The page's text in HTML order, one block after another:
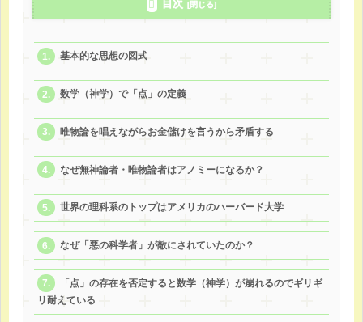
目次
基本的な思想の図式
数学（神学）で「点」の定義
唯物論を唱えながらお金儲けを言うから矛盾する
なぜ無神論者・唯物論者はアノミーになるか？
世界の理科系のトップはアメリカのハーバード大学
なぜ「悪の科学者」が敵にされていたのか？
「点」の存在を否定すると数学（神学）が崩れるのでギリギ
リ耐えている